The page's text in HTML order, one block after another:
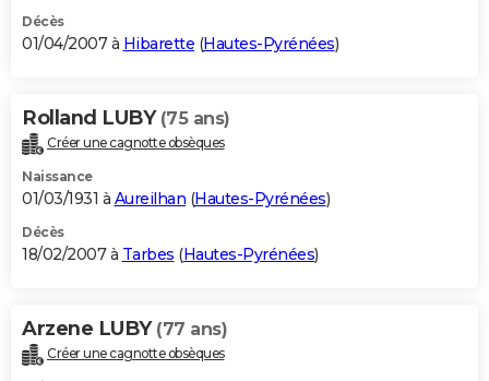
Décès
01/04/2007 à Hibarette (Hautes-Pyrénées)
Rolland LUBY (75 ans)
Créer une cagnotte obsèques
Naissance
01/03/1931 à Aureilhan (Hautes-Pyrénées)
Décès
18/02/2007 à Tarbes (Hautes-Pyrénées)
Arzene LUBY (77 ans)
Créer une cagnotte obsèques